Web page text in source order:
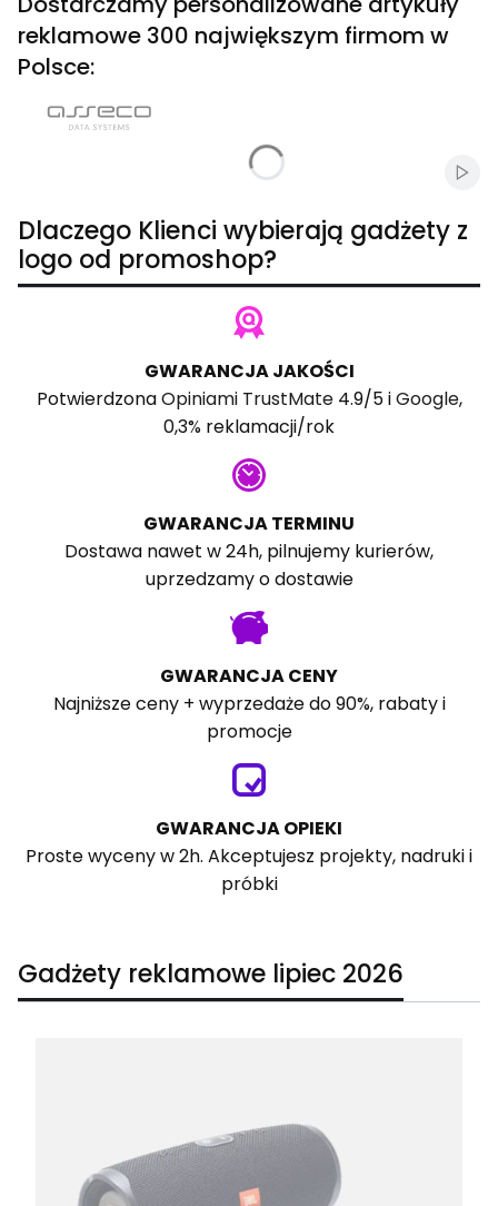
reklamowe 300 największym firmom w
Polsce:
Dlaczego Klienci wybierają gadżety z
logo od promoshop?
GWARANCJA JAKOŚCI
PotwierdzonaOpiniami TrustMate4.9/5 iGoogle,
0,3% reklamacji/rok
GWARANCJA TERMINU
Dostawa nawet w 24h, pilnujemy kurierów,
uprzedzamy o dostawie
GWARANCJA CENY
Najniższe ceny + wyprzedaże do 90%, rabaty i
promocje
GWARANCJA OPIEKI
Proste wyceny w 2h. Akceptujesz projekty, nadruki i
próbki
Gadżety reklamowe lipiec 2026